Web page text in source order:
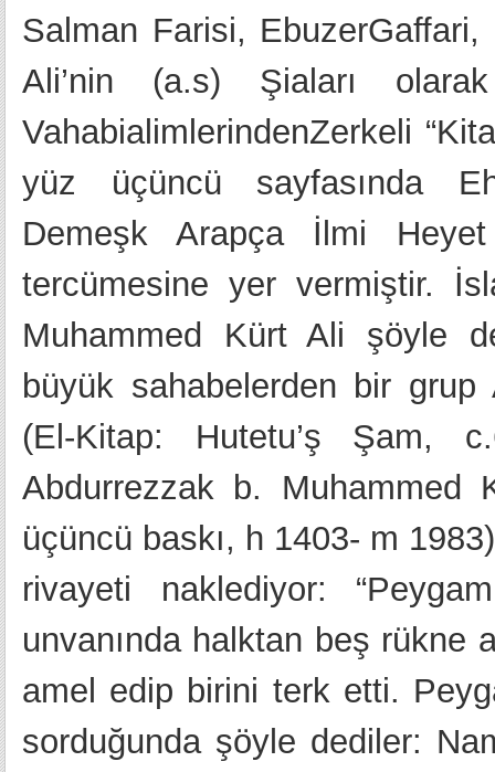
Salman Farisi,
Ali’nin (a.s) Şiaları
VahabialimlerindenZerkeli
yüz üçüncü sayfasında
Demeşk Arapça İlmi
tercümesine yer vermiştir.
Muhammed Kürt Ali şöyle
büyük sahabelerden bir grup
(El-Kitap: Hutetu’ş Şam,
Abdurrezzak b. Muhammed
üçüncü baskı, h 1403- m
rivayeti naklediyor:
unvanında halktan beş rükne
amel edip birini terk etti.
sorduğunda şöyle dediler: